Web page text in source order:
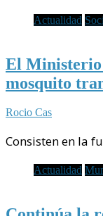
Actualidad
El Ministerio
mosquito
Rocio Cas
Consisten en la
Actualidad